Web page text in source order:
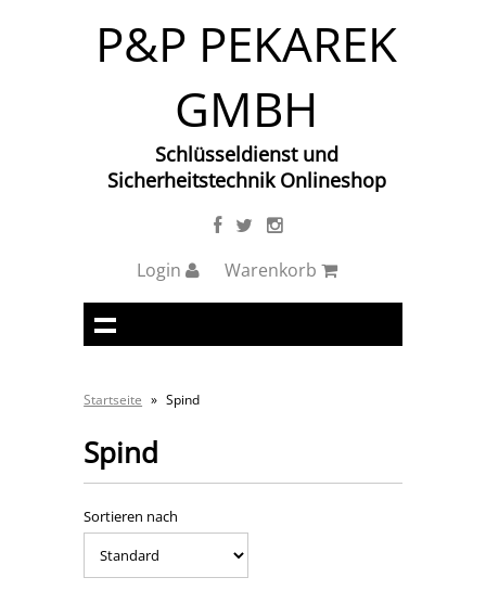
P&P PEKAREK
GMBH
Schlüsseldienst und
Sicherheitstechnik Onlineshop
Login Warenkorb
Startseite » Spind
Spind
Sortieren nach